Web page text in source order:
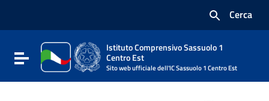
Vai al footer
Cerca
Attiva / disattiva la navigazione
Istituto Comprensivo Sassuolo 1
Centro Est
Sito web ufficiale dell'IC Sassuolo 1 Centro Est